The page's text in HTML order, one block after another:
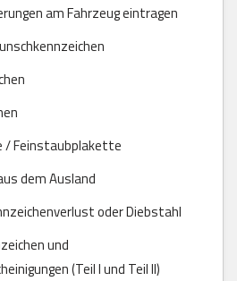
am Fahrzeug eintragen
Feinstaubplakette
dem Ausland
oder Diebstahl
und
(Teil I und Teil II)